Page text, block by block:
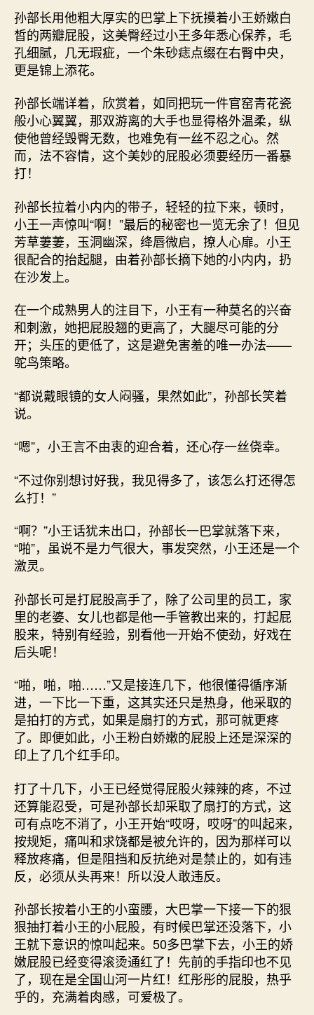
孙部长用他粗大厚实的巴掌上下抚摸着小王娇嫩白
皙的两瓣屁股，这美臀经过小王多年悉心保养，毛
孔细腻，几无瑕疵，一个朱砂痣点缀在右臀中央，
更是锦上添花。
孙部长端详着，欣赏着，如同把玩一件官窑青花瓷
般小心翼翼，那双游离的大手也显得格外温柔，纵
使他曾经毁臀无数，也难免有一丝不忍之心。然
而，法不容情，这个美妙的屁股必须要经历一番暴
打！
孙部长拉着小内内的带子，轻轻的拉下来，顿时，
小王一声惊叫“啊！”最后的秘密也一览无余了！但见
芳草萋萋，玉洞幽深，绛唇微启，撩人心扉。小王
很配合的抬起腿，由着孙部长摘下她的小内内，扔
在沙发上。
在一个成熟男人的注目下，小王有一种莫名的兴奋
和刺激，她把屁股翘的更高了，大腿尽可能的分
开；头压的更低了，这是避免害羞的唯一办法——
鸵鸟策略。
“都说戴眼镜的女人闷骚，果然如此”，孙部长笑着
说。
“嗯”，小王言不由衷的迎合着，还心存一丝侥幸。
“不过你别想讨好我，我见得多了，该怎么打还得怎
么打！”
“啊？”小王话犹未出口，孙部长一巴掌就落下来，
“啪”，虽说不是力气很大，事发突然，小王还是一个
激灵。
孙部长可是打屁股高手了，除了公司里的员工，家
里的老婆、女儿也都是他一手管教出来的，打起屁
股来，特别有经验，别看他一开始不使劲，好戏在
后头呢！
“啪，啪，啪……”又是接连几下，他很懂得循序渐
进，一下比一下重，这其实还只是热身，他采取的
是拍打的方式，如果是扇打的方式，那可就更疼
了。即便如此，小王粉白娇嫩的屁股上还是深深的
印上了几个红手印。
打了十几下，小王已经觉得屁股火辣辣的疼，不过
还算能忍受，可是孙部长却采取了扇打的方式，这
可有点吃不消了，小王开始“哎呀，哎呀”的叫起来，
按规矩，痛叫和求饶都是被允许的，因为那样可以
释放疼痛，但是阻挡和反抗绝对是禁止的，如有违
反，必须从头再来！所以没人敢违反。
孙部长按着小王的小蛮腰，大巴掌一下接一下的狠
狠抽打着小王的小屁股，有时候巴掌还没落下，小
王就下意识的惊叫起来。50多巴掌下去，小王的娇
嫩屁股已经变得滚烫通红了！先前的手指印也不见
了，现在是全国山河一片红！红彤彤的屁股，热乎
乎的，充满着肉感，可爱极了。